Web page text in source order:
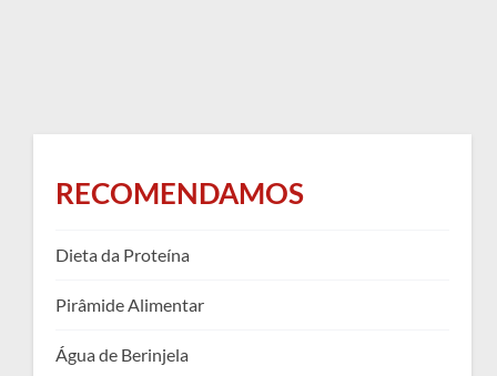
RECOMENDAMOS
Dieta da Proteína
Pirâmide Alimentar
Água de Berinjela